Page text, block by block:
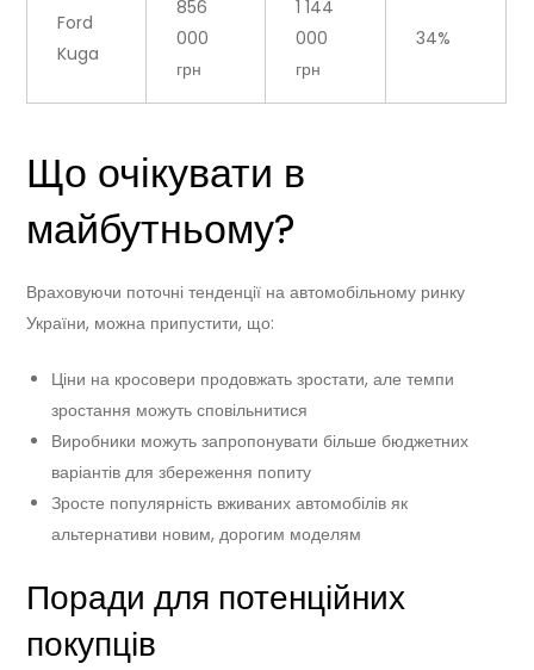
Ford
Kuga
856
000
грн
1 144
000
грн
34%
Що очікувати в
майбутньому?
Враховуючи поточні тенденції на автомобільному ринку
України, можна припустити, що:
Ціни на кросовери продовжать зростати, але темпи
зростання можуть сповільнитися
Виробники можуть запропонувати більше бюджетних
варіантів для збереження попиту
Зросте популярність вживаних автомобілів як
альтернативи новим, дорогим моделям
Поради для потенційних
покупців